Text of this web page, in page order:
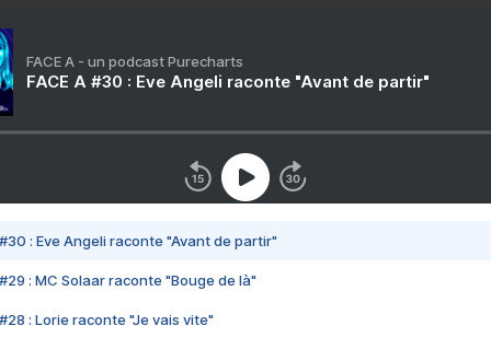
FACE A - un podcast Purecharts
FACE A #30 : Eve Angeli raconte "Avant de partir"
#30 : Eve Angeli raconte "Avant de partir"
#29 : MC Solaar raconte "Bouge de là"
#28 : Lorie raconte "Je vais vite"